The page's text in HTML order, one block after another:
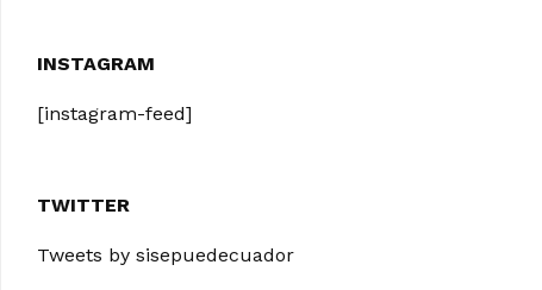
INSTAGRAM
[instagram-feed]
TWITTER
Tweets by sisepuedecuador